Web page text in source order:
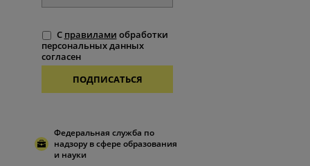
С правилами обработки
персональных данных
согласен
ПОДПИСАТЬСЯ
Федеральная служба по
надзору в сфере образования
и науки